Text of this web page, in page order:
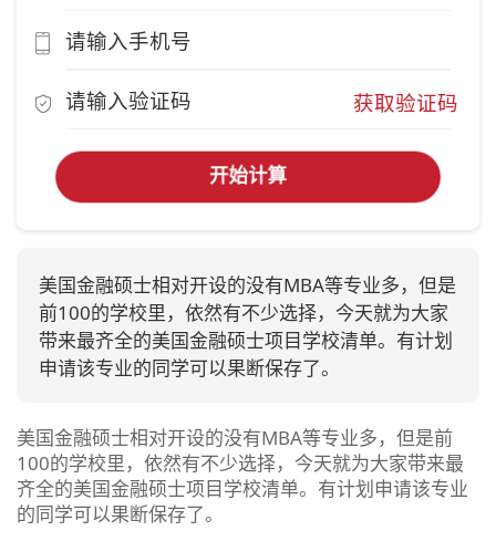
获取验证码
开始计算
美国金融硕士相对开设的没有MBA等专业多，但是
前100的学校里，依然有不少选择，今天就为大家
带来最齐全的美国金融硕士项目学校清单。有计划
申请该专业的同学可以果断保存了。
美国金融硕士相对开设的没有MBA等专业多，但是前
100的学校里，依然有不少选择，今天就为大家带来最
齐全的美国金融硕士项目学校清单。有计划申请该专业
的同学可以果断保存了。